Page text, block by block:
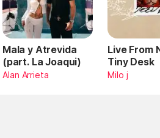
Mala y Atrevida
(part. La Joaqui)
Alan Arrieta
Live From
Tiny Desk
Milo j